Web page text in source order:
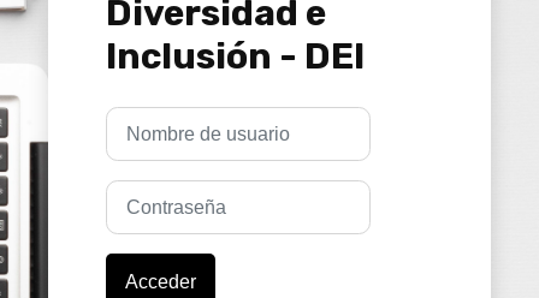
Diversidad e
Inclusión - DEI
Nombre de usuario
Contraseña
Acceder